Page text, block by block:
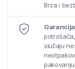
Brza i
slučaju
pakovanju.